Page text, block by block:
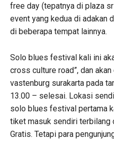
free day (tepatnya di plaza
event yang kedua di adakan
di beberapa tempat lainnya.
Solo blues festival kali ini
cross culture road”, dan
vastenburg surakarta pada
13.00 – selesai. Lokasi
solo blues festival pertama
tiket masuk sendiri terbilang
Gratis. Tetapi para